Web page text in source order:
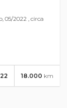
05/2022 , circa
18.000 km